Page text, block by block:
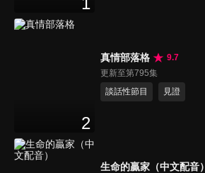
2
真情部落格
9.7
更新至第795集
談話性節目
見證
生命的贏家（中文配音）